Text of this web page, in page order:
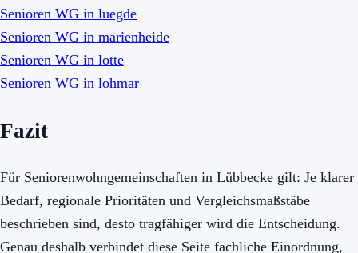
Senioren WG in luegde
Senioren WG in marienheide
Senioren WG in lotte
Senioren WG in lohmar
Fazit
Für Seniorenwohngemeinschaften in Lübbecke gilt: Je klarer
Bedarf, regionale Prioritäten und Vergleichsmaßstäbe
beschrieben sind, desto tragfähiger wird die Entscheidung.
Genau deshalb verbindet diese Seite fachliche Einordnung,